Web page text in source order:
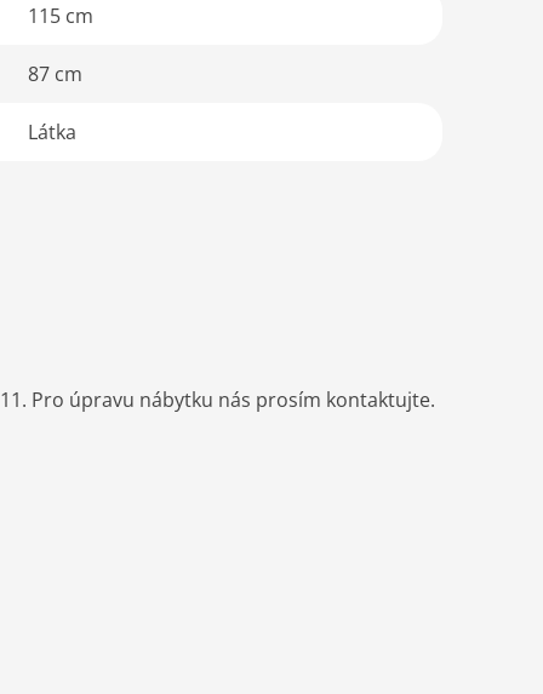
Pro úpravu nábytku nás prosím kontaktujte.
115 cm
87 cm
Látka